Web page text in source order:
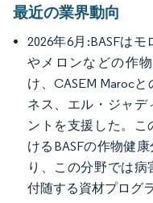
最近の業界動向
2026年6月:BASFは
やメロンなどの作
け、CASEM Maroc
ネス、エル・ジャ
ントを支援した。
けるBASFの作物健
り、この分野では
付随する資材プログ